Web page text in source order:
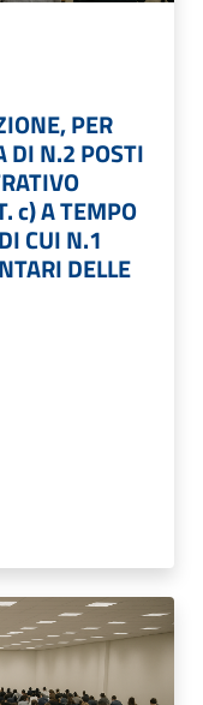
PER
DI N.2 POSTI
c) A TEMPO
CUI N.1
DELLE